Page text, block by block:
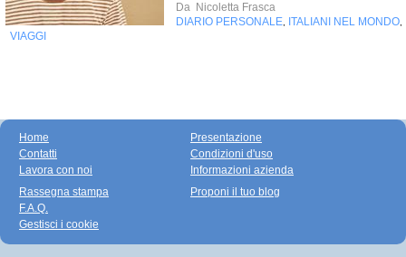
Da Nicoletta Frasca
DIARIO PERSONALE
ITALIANI NEL MONDO
VIAGGI
Home
Contatti
Lavora con noi
Presentazione
Condizioni d'uso
Informazioni azienda
Rassegna stampa
F.A.Q.
Gestisci i cookie
Proponi il tuo blog